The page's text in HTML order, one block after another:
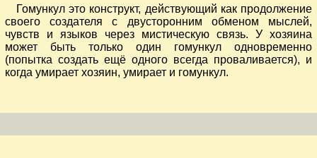
Гомункул это конструкт, действующий как продолжение
своего создателя с двусторонним обменом мыслей,
чувств и языков через мистическую связь. У хозяина
может быть только один гомункул одновременно
(попытка создать ещё одного всегда проваливается), и
когда умирает хозяин, умирает и гомункул.